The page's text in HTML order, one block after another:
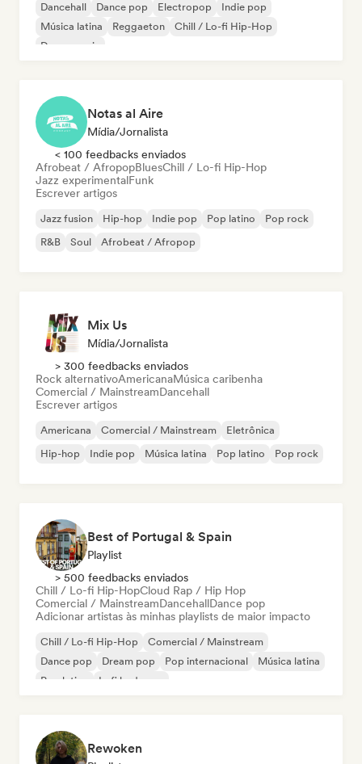
Dancehall Dance pop Electropop
Indie pop
Música latina
Reggaeton
Chill / Lo-fi Hip-Hop
Dance music
Notas al Aire
Mídia/Jornalista
< 100 feedbacks enviados
Afrobeat / AfropopBluesChill / Lo-fi Hip-Hop
Jazz experimentalFunk
Escrever artigos
Jazz fusion Hip-hop Indie pop Pop latino
Pop rock
R&B
Soul Afrobeat / Afropop
Mix Us
Mídia/Jornalista
> 300 feedbacks enviados
Rock alternativoAmericanaMúsica caribenha
Comercial / MainstreamDancehall
Escrever artigos
Americana Comercial / Mainstream
Eletrônica
Hip-hop
Indie pop Música latina Pop latino Pop rock
Best of Portugal & Spain
Playlist
> 500 feedbacks enviados
Chill / Lo-fi Hip-HopCloud Rap / Hip Hop
Comercial / MainstreamDancehallDance pop
Adicionar artistas às minhas playlists de maior impacto
Chill / Lo-fi Hip-Hop
Comercial / Mainstream
Dance pop
Dream pop Pop internacional
Música latina
Pop latino
Lofi bedroom
Rewoken